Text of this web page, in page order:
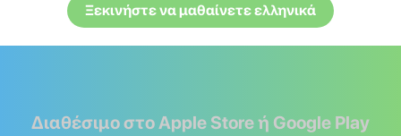
Ξεκινήστε να μαθαίνετε ελληνικά
Διαθέσιμο στο Apple Store ή Google Play